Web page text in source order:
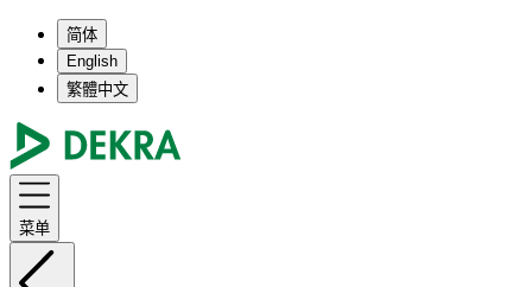
简体
English
繁體中文
菜单